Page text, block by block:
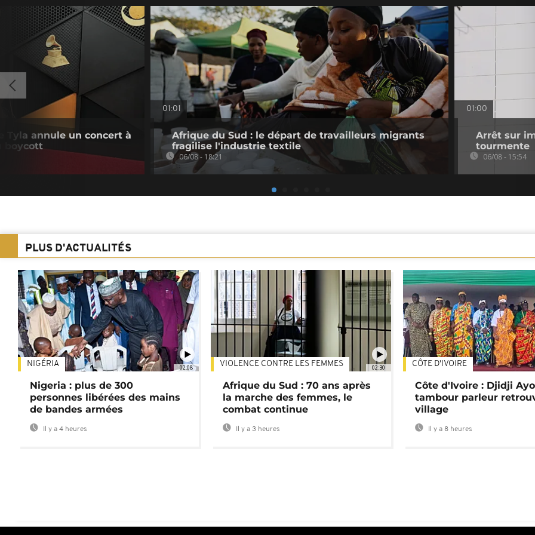
Tyla annule un concert à
boycott
01:01
Afrique du Sud : le départ de travailleurs migrants
fragilise l'industrie textile
06/08 - 18:21
01:00
Arrêt sur
tourmente
06/08 - 15:54
PLUS D'ACTUALITÉS
02:08
NIGÉRIA
Nigeria : plus de 300
personnes libérées des mains
de bandes armées
Il y a 4 heures
02:30
VIOLENCE CONTRE LES FEMMES
Afrique du Sud : 70 ans après
la marche des femmes, le
combat continue
Il y a 3 heures
CÔTE D'IVOIRE
Côte d'Ivoire : Djidji
tambour parleur
village
Il y a 8 heures